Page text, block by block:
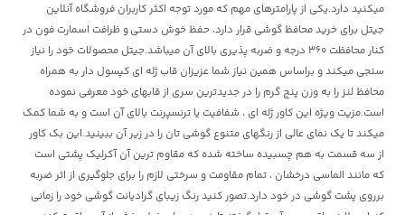
میکنید دارد.یکی از پارامترهای مهم که مورد توجه اکثر کاربران فروشگاه آنلاین
جیتل برای خرید محافظ گوشی قرار دارد، حفظ خوش دستی و ظرافت اسمارت فون در
کنار محافظت 360 درجه و ضربه پذیری بالای آن میباشد.جیتل محصولات خود را نیاز
سنجی میکند و براساس همین نیاز شما عزیزان قاب ژله ای کپسول دار به همراه
محافظ لنز را به وزن پنج گرم را در جدیدترین سری از قابهای خود معرفی نموده
است.مزیت ویژه این کاور ژله ای ، شفافیت یا ترنسپرنت بالای آن است و به شما کمک
میکند تا یک نمای عالی از رنگهای متنوع گوشی تان را در زیر آن ببینید.این بک کاور
از سه قسمت به هم چسبیده ساخته شده که مقاوم ترین آن آکرلیک پشتی است
که مانند الماسی درخشان ، تمام مقاومت و سرختی لازم را برای جلوگیری از اثر ضربه
برروی پشت گوشی در خود دارد.تصور کنید رنگ زیبای گرادیانت گوشی خود را زمانی